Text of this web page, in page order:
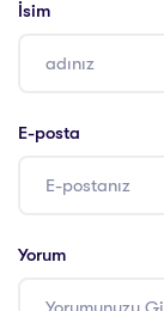
İsim
E-posta
Yorum